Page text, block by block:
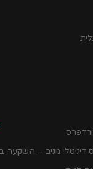
דיגיטלי מניב – השקעה